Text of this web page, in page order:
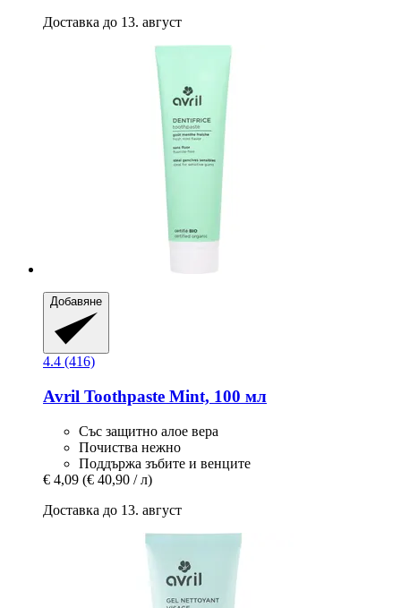
Доставка до 13. август
Добавяне
4.4 (416)
Avril Toothpaste Mint, 100 мл
Със защитно алое вера
Почиства нежно
Поддържа зъбите и венците
€ 4,09 (€ 40,90 / л)
Доставка до 13. август